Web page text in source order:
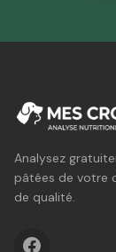
Analysez
pâtées de votre
de qualité.